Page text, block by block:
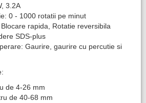
3.2A
0 - 1000 rotatii pe minut
rapida, Rotatie reversibila
SDS-plus
Gaurire, gaurire cu percutie si
de 4-26 mm
de 40-68 mm